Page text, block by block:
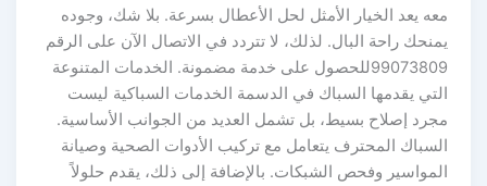
معه يعد الخيار الأمثل لحل الأعطال بسرعة. بلا شك، وجوده
يمنحك راحة البال. لذلك، لا تتردد في الاتصال الآن على الرقم
99073809للحصول على خدمة مضمونة. الخدمات المتنوعة
التي يقدمها السباك في الدسمة الخدمات السباكية ليست
مجرد إصلاح بسيط، بل تشمل العديد من الجوانب الأساسية.
السباك المحترف يتعامل مع تركيب الأدوات الصحية وصيانة
المواسير وفحص الشبكات. بالإضافة إلى ذلك، يقدم حلولاً